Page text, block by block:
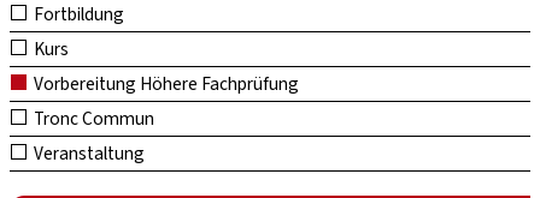
Fortbildung
Kurs
Vorbereitung Höhere Fachprüfung
Tronc Commun
Veranstaltung